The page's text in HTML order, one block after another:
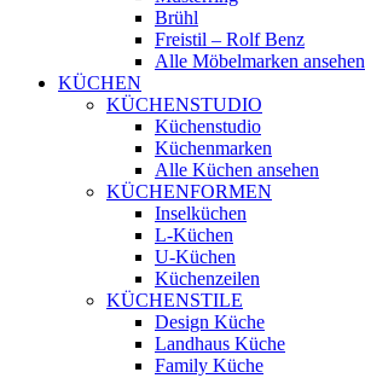
Brühl
Freistil – Rolf Benz
Alle Möbelmarken ansehen
KÜCHEN
KÜCHENSTUDIO
Küchenstudio
Küchenmarken
Alle Küchen ansehen
KÜCHENFORMEN
Inselküchen
L-Küchen
U-Küchen
Küchenzeilen
KÜCHENSTILE
Design Küche
Landhaus Küche
Family Küche